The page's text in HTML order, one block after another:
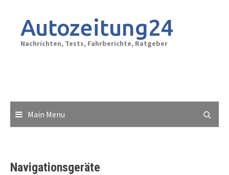
contentAutozeitung24
Nachrichten, Tests, Fahrberichte, Ratgeber
Main Menu
Navigationsgeräte